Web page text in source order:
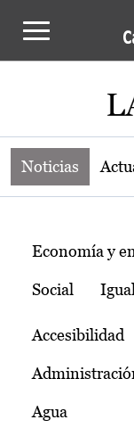
Noticias de
Noticias
Temas
Economía y
Social
Accesibilidad
Agua